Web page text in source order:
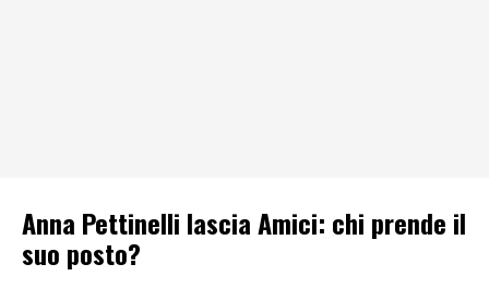
Anna Pettinelli lascia Amici: chi prende il
suo posto?